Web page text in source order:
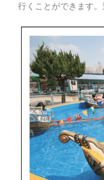
行くことができます